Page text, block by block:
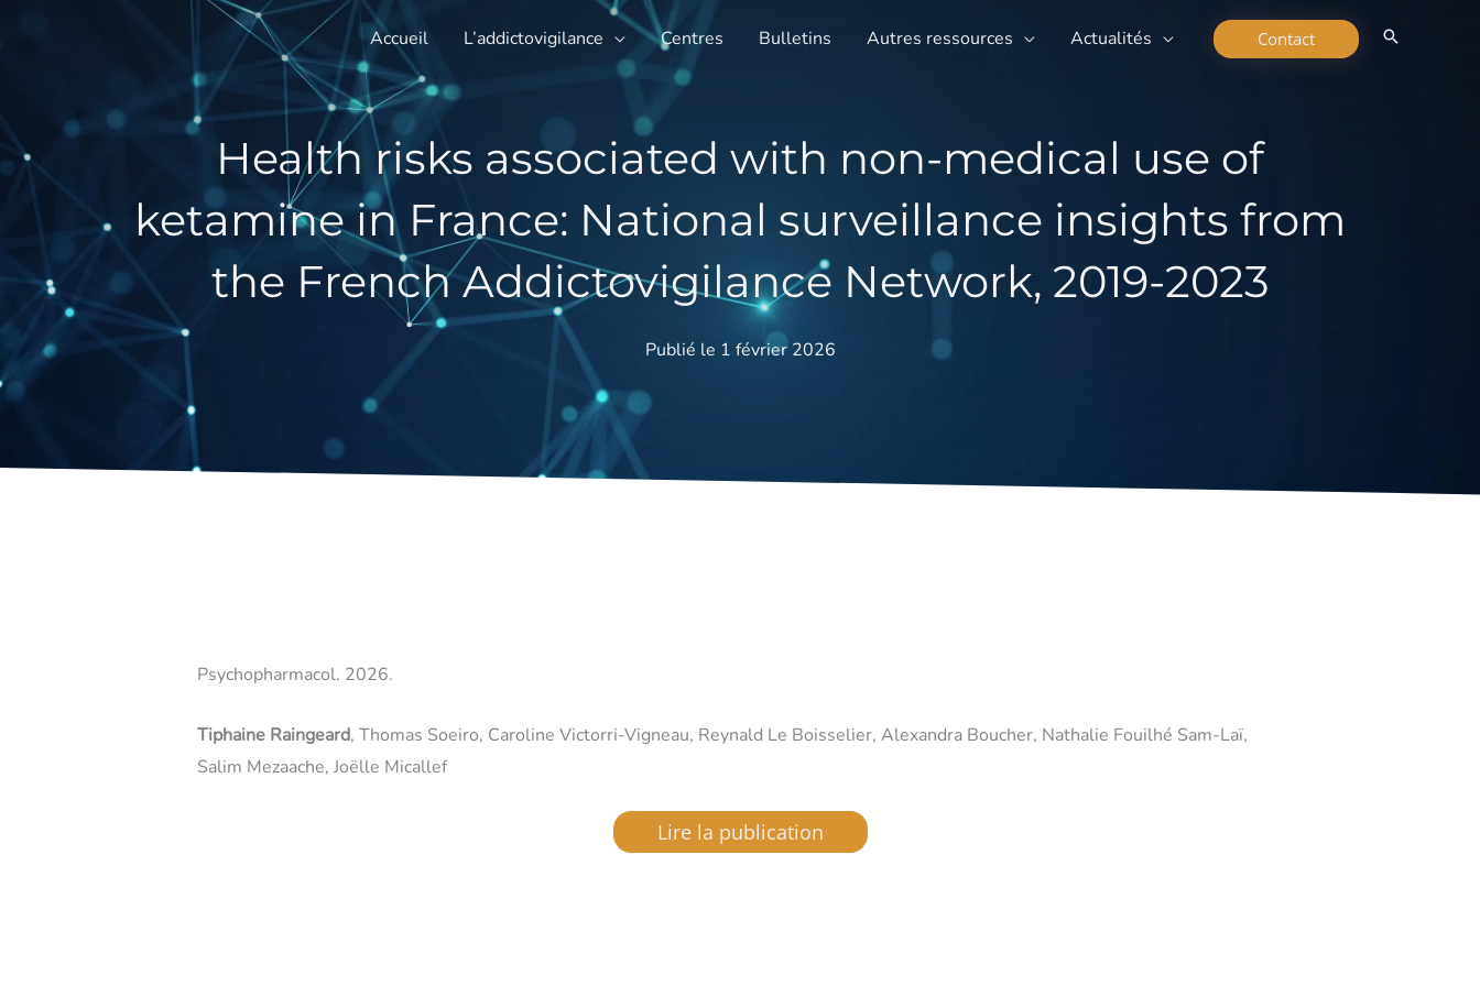
Accueil L’addictovigilance Centres Bulletins Autres ressources Actualités Contact
Health risks associated with non-medical use of
ketamine in France: National surveillance insights from
the French Addictovigilance Network, 2019-2023
Publié le 1 février 2026
Psychopharmacol. 2026.
Tiphaine Raingeard, Thomas Soeiro, Caroline Victorri-Vigneau, Reynald Le Boisselier, Alexandra Boucher, Nathalie Fouilhé Sam-Laï,
Salim Mezaache, Joëlle Micallef
Lire la publication